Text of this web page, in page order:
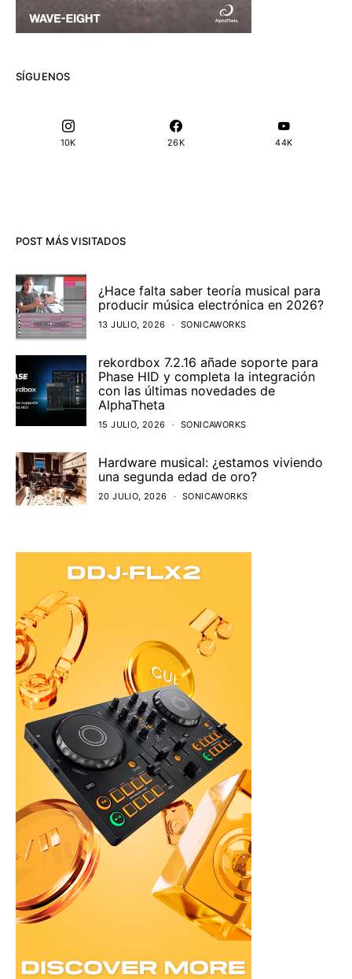
SÍGUENOS
10K 26K 44K
POST MÁS VISITADOS
¿Hace falta saber teoría musical para
producir música electrónica en 2026?
13 JULIO, 2026 SONICAWORKS
rekordbox 7.2.16 añade soporte para
Phase HID y completa la integración
con las últimas novedades de
AlphaTheta
15 JULIO, 2026 SONICAWORKS
Hardware musical: ¿estamos viviendo
una segunda edad de oro?
20 JULIO, 2026 SONICAWORKS